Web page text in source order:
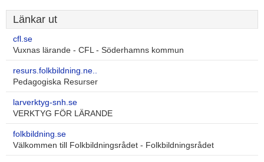
Länkar ut
cfl.se
Vuxnas lärande - CFL - Söderhamns kommun
resurs.folkbildning.ne..
Pedagogiska Resurser
larverktyg-snh.se
VERKTYG FÖR LÄRANDE
folkbildning.se
Välkommen till Folkbildningsrådet - Folkbildningsrådet